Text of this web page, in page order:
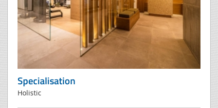
Specialisation
Holistic